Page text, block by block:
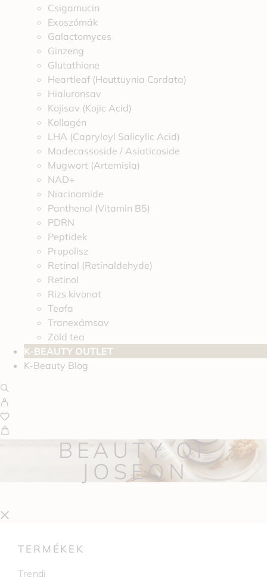
Csigamucin
Exoszómák
Galactomyces
Ginzeng
Glutathione
Heartleaf (Houttuynia Cordata)
Hialuronsav
Kojisav (Kojic Acid)
Kollagén
LHA (Capryloyl Salicylic Acid)
Madecassoside / Asiaticoside
Mugwort (Artemisia)
NAD+
Niacinamide
Panthenol (Vitamin B5)
PDRN
Peptidek
Propolisz
Retinal (Retinaldehyde)
Retinol
Rizs kivonat
Teafa
Tranexámsav
Zöld tea
K-BEAUTY OUTLET
K-Beauty Blog
BEAUTY OF
JOSEON
TERMÉKEK
Trendi